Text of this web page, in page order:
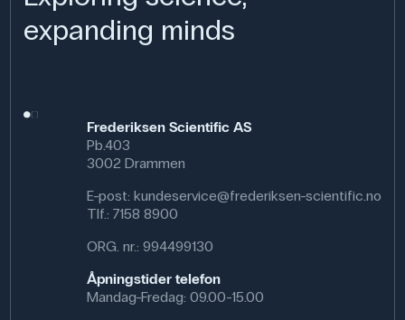
35 mm
expanding minds
Frederiksen Scientific AS
Pb.403
3002 Drammen
E-post: kundeservice@frederiksen-scientific.no
Tlf.: 7158 8900
ORG. nr.: 994499130
Åpningstider telefon
Mandag-Fredag: 09.00-15.00